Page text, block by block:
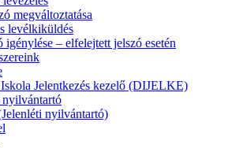
megváltoztatása
levélkiküldés
igénylése – elfelejtett jelszó esetén
Jelentkezés kezelő (DIJELKE)
nyilvántartó
nyilvántartó)